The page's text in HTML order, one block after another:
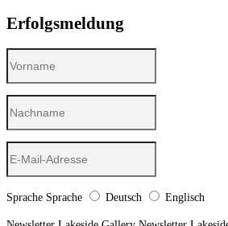
Erfolgsmeldung
Sprache Sprache Deutsch Englisch